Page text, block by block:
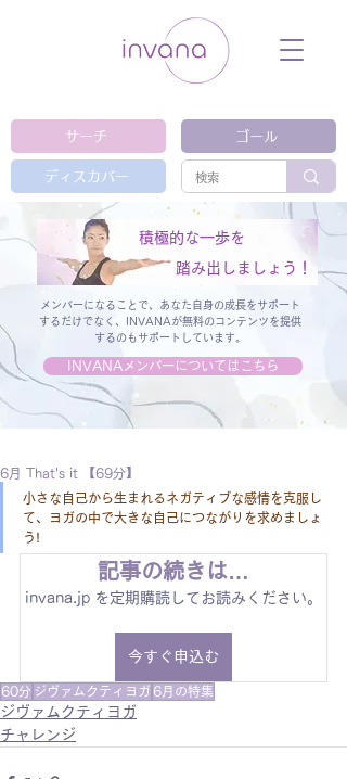
ガ 瞑想 栄養 医学 レッスン レクチャ
ー ​ストレス 免疫力 睡眠 メンタルヘル
サーチ
ディスカバー
ゴール
積極的な一歩を
踏み出しましょう！
メンバーになることで、あなた自身の成長をサポート
するだけでなく、
INVANAが無料のコンテンツを提供
するのもサポートしています。
INVANAメンバーについてはこちら
6月 That's it 【69分】
小さな自己から生まれるネガティブな感情を克服し
て、ヨガの中で大きな自己につながりを求めましょ
う!
記事の続きは…
invana.jp を定期購読してお読みください。
今すぐ申込む
60分 ジヴァムクティヨガ 6月の特集
ジヴァムクティヨガ
チャレンジ